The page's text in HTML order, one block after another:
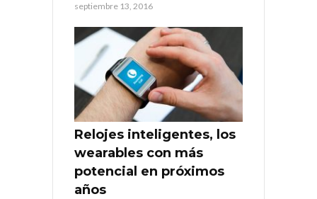
septiembre 13, 2016
Relojes inteligentes, los
wearables con más
potencial en próximos
años